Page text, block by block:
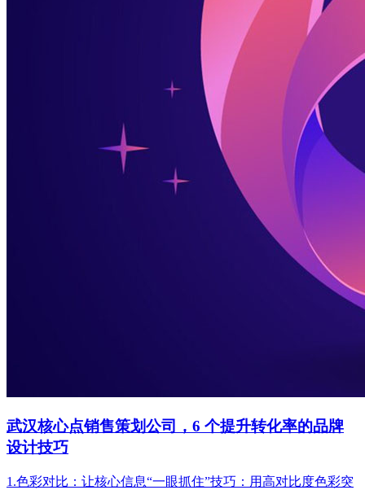
武汉核心点销售策划公司，6 个提升转化率的品牌
设计技巧
1.色彩对比：让核心信息“一眼抓住”技巧：用高对比度色彩突